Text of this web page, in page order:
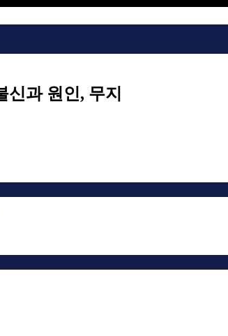
신과 원인, 무지